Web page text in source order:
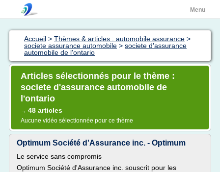
Menu
Accueil > Thèmes & articles : automobile assurance >
societe assurance automobile > societe d'assurance
automobile de l'ontario
Articles sélectionnés pour le thème :
societe d'assurance automobile de
l'ontario
→ 48 articles
Aucune vidéo sélectionnée pour ce thème
Optimum Société d'Assurance inc. - Optimum
Le service sans compromis
Optimum Société d'Assurance inc. souscrit pour les